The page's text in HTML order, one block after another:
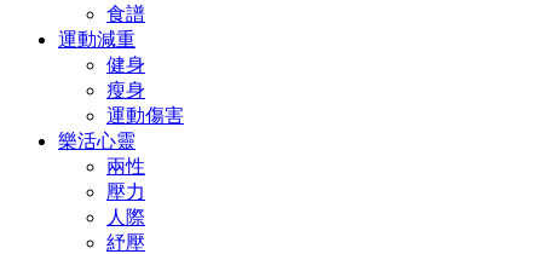
食譜
運動減重
健身
瘦身
運動傷害
樂活心靈
兩性
壓力
人際
紓壓